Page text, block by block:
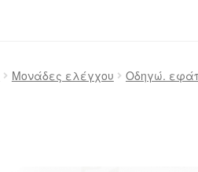
Μονάδες ελέγχου Οδηγώ.